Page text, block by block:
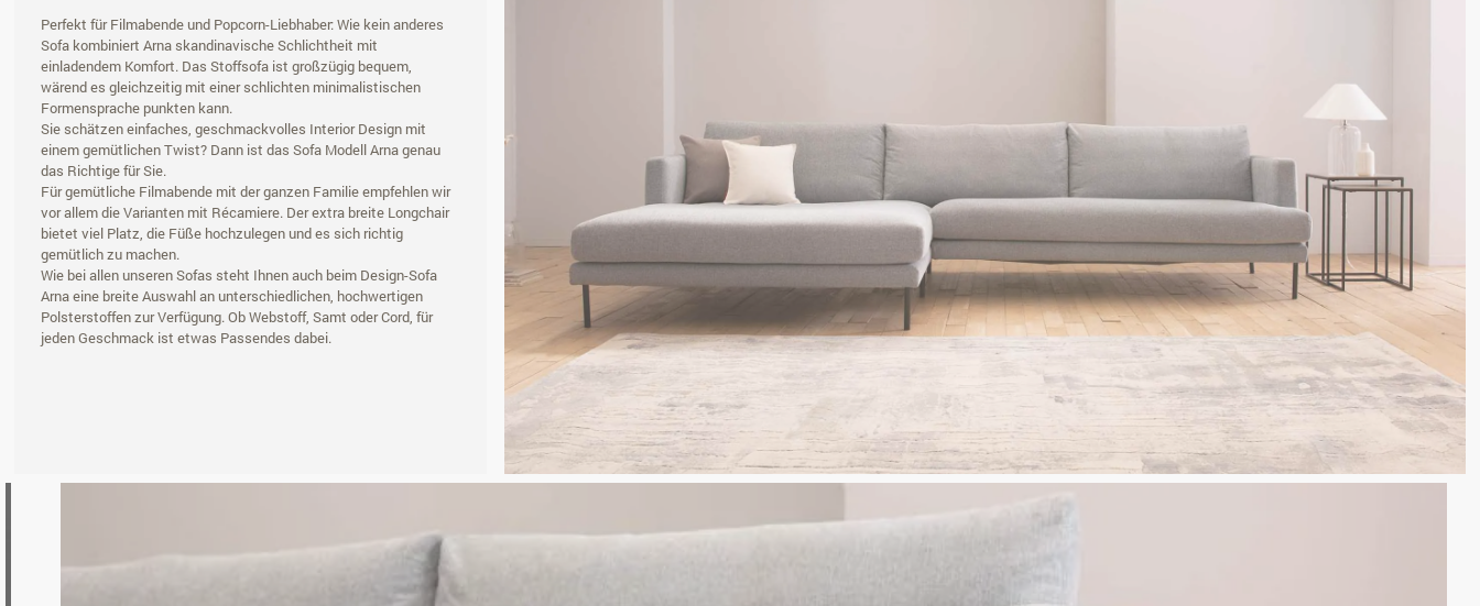
Perfekt für Filmabende und Popcorn-Liebhaber: Wie kein anderes
Sofa kombiniert Arna skandinavische Schlichtheit mit
einladendem Komfort. Das Stoffsofa ist großzügig bequem,
wärend es gleichzeitig mit einer schlichten minimalistischen
Formensprache punkten kann.
Sie schätzen einfaches, geschmackvolles Interior Design mit
einem gemütlichen Twist? Dann ist das Sofa Modell Arna genau
das Richtige für Sie.
Für gemütliche Filmabende mit der ganzen Familie empfehlen wir
vor allem die Varianten mit Récamiere. Der extra breite Longchair
bietet viel Platz, die Füße hochzulegen und es sich richtig
gemütlich zu machen.
Wie bei allen unseren Sofas steht Ihnen auch beim Design-Sofa
Arna eine breite Auswahl an unterschiedlichen, hochwertigen
Polsterstoffen zur Verfügung. Ob Webstoff, Samt oder Cord, für
jeden Geschmack ist etwas Passendes dabei.